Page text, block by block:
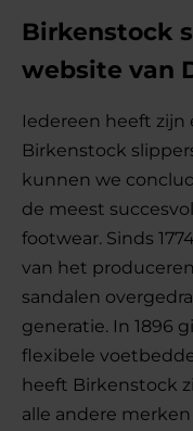
Birkenstock
website van
Iedereen heeft
Birkenstock
kunnen we
de meest
footwear. Sinds
van het
sandalen
generatie. In 1896
flexibele
heeft Birkenstock
alle andere